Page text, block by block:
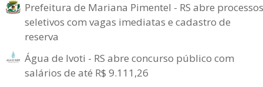
Prefeitura de Mariana Pimentel - RS abre processos
seletivos com vagas imediatas e cadastro de
reserva
Água de Ivoti - RS abre concurso público com
salários de até R$ 9.111,26